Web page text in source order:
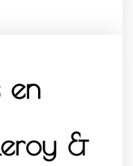
en
&